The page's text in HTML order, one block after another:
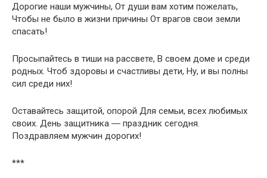
Дорогие наши мужчины, От души вам хотим пожелать,
Чтобы не было в жизни причины От врагов свои земли
спасать!
Просыпайтесь в тиши на рассвете, В своем доме и среди
родных. Чтоб здоровы и счастливы дети, Ну, и вы полны
сил среди них!
Оставайтесь защитой, опорой Для семьи, всех любимых
своих. День защитника ― праздник сегодня.
Поздравляем мужчин дорогих!
***